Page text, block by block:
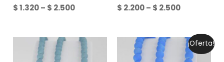
$1.320– $ 2.500 $ 2.200– $ 2.500
¡Oferta!
Original
price
Current
price